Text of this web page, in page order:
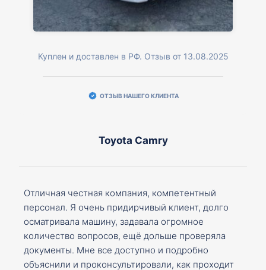
Куплен и доставлен в РФ. Отзыв от 13.08.2025
ОТЗЫВ НАШЕГО КЛИЕНТА
Toyota Camry
Отличная честная компания, компетентный
персонал. Я очень придирчивый клиент, долго
осматривала машину, задавала огромное
количество вопросов, ещё дольше проверяла
документы. Мне все доступно и подробно
объяснили и проконсультировали, как проходит